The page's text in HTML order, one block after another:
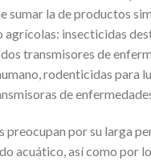
sumar la de productos
agrícolas: insecticidas
transmisores de
rodenticidas para
de
preocupan por su larga
acuático, así como por